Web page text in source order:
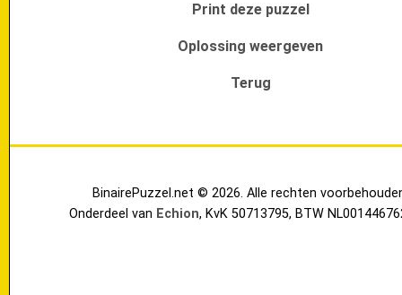
Print deze puzzel
Oplossing weergeven
Terug
BinairePuzzel.net © 2026. Alle rechten
Onderdeel van Echion, KvK 50713795, BTW